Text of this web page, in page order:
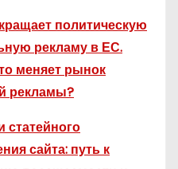
политическую
рекламу в ЕС.
меняет рынок
рекламы?
статейного
сайта: путь к